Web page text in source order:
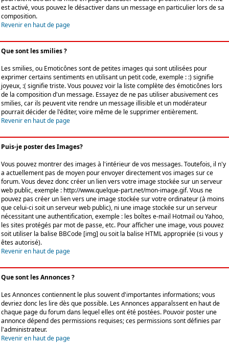
est activé, vous pouvez le désactiver dans un message en particulier lors de sa
composition.
Revenir en haut de page
Que sont les smilies ?
Les smilies, ou Emoticônes sont de petites images qui sont utilisées pour
exprimer certains sentiments en utilisant un petit code, exemple : :) signifie
joyeux, :( signifie triste. Vous pouvez voir la liste complète des émoticônes lors
de la composition d'un message. Essayez de ne pas utiliser abusivement ces
smilies, car ils peuvent vite rendre un message illisible et un modérateur
pourrait décider de l'éditer, voire même de le supprimer entièrement.
Revenir en haut de page
Puis-je poster des Images?
Vous pouvez montrer des images à l'intérieur de vos messages. Toutefois, il n'y
a actuellement pas de moyen pour envoyer directement vos images sur ce
forum. Vous devez donc créer un lien vers votre image stockée sur un serveur
web public, exemple : http://www.quelque-part.net/mon-image.gif. Vous ne
pouvez pas créer un lien vers une image stockée sur votre ordinateur (à moins
que celui-ci soit un serveur web public), ni une image stockée sur un serveur
nécessitant une authentification, exemple : les boîtes e-mail Hotmail ou Yahoo,
les sites protégés par mot de passe, etc. Pour afficher une image, vous pouvez
soit utiliser la balise BBCode [img] ou soit la balise HTML appropriée (si vous y
êtes autorisé).
Revenir en haut de page
Que sont les Annonces ?
Les Annonces contiennent le plus souvent d'importantes informations; vous
devriez donc les lire dès que possible. Les Annonces apparaîssent en haut de
chaque page du forum dans lequel elles ont été postées. Pouvoir poster une
annonce dépend des permissions requises; ces permissions sont définies par
l'administrateur.
Revenir en haut de page